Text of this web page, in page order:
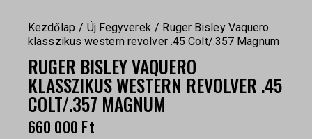
Kezdőlap Új Fegyverek
Ruger Bisley Vaquero
klasszikus western revolver .45 Colt/.357 Magnum
RUGER BISLEY VAQUERO
KLASSZIKUS WESTERN REVOLVER .45
COLT/.357 MAGNUM
660 000 Ft